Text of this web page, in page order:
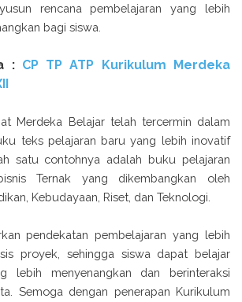
rencana pembelajaran yang lebih
bagi siswa.
: CP TP ATP Kurikulum Merdeka
Merdeka Belajar telah tercermin dalam
teks pelajaran baru yang lebih inovatif
satu contohnya adalah buku pelajaran
Ternak yang dikembangkan oleh
Kebudayaan, Riset, dan Teknologi.
pendekatan pembelajaran yang lebih
proyek, sehingga siswa dapat belajar
lebih menyenangkan dan berinteraksi
Semoga dengan penerapan Kurikulum